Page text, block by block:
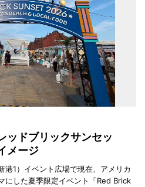
ッドブリックサンセッ
メージ
港1）イベント広場で現在、アメリカ
にした夏季限定イベント「Red Brick